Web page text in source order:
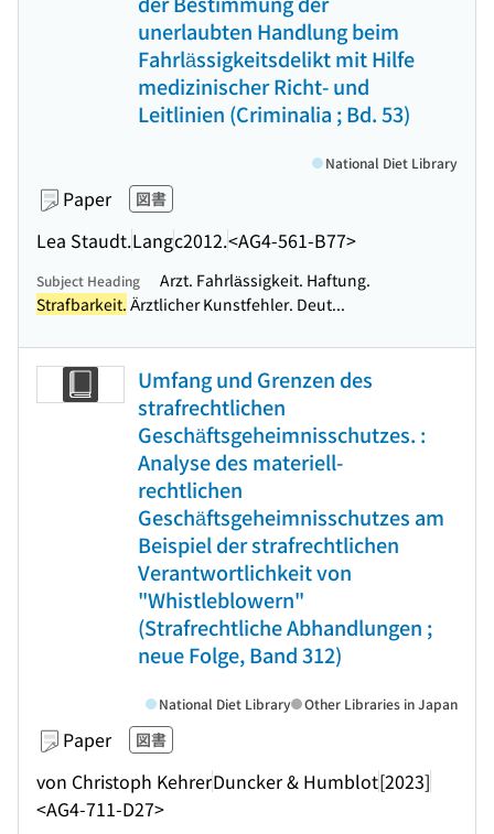
unerlaubten Handlung beim
Fahrlässigkeitsdelikt mit Hilfe
medizinischer Richt- und
Leitlinien (Criminalia ; Bd. 53)
Paper 図書
Lea Staudt.Langc2012.<AG4-561-B77>
National Diet Library
Subject Heading
Arzt. Fahrlässigkeit. Haftung.
Strafbarkeit. Ärztlicher Kunstfehler. Deut...
Umfang und Grenzen des
strafrechtlichen
Geschäftsgeheimnisschutzes. :
Analyse des materiell-
rechtlichen
Geschäftsgeheimnisschutzes am
Beispiel der strafrechtlichen
Verantwortlichkeit von
"Whistleblowern"
(Strafrechtliche Abhandlungen ;
neue Folge, Band 312)
Paper 図書
von Christoph KehrerDuncker & Humblot[2023]
<AG4-711-D27>
National Diet Library Other Libraries in Japan